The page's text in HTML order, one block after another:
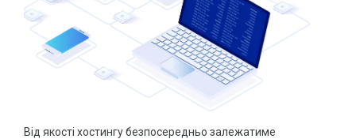
WEB портали
Системи управління базами даних
Консультація зі спеціалістами
Лізинг та оренда сайту
ЗАМОВИТИ СТВОРЕННЯ
Знижка на додавання сайту до Google сервісів
Знижка на SSL для сайту
Сайт в оренду або лізинг за спеціальною ціною
РОЗМІСТИ СВОЮ ПУБЛІКАЦІЮ
Від якості хостингу безпосередньо залежатиме